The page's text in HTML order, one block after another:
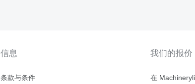
信息
条款与条件
我们的报价
在